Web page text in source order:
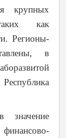
крупных
как
Регионы-
в
значение